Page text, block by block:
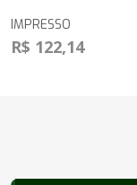
IMPRESSO
R$ 122,14